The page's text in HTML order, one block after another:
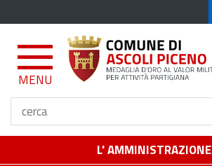
MENU
L' AMMINISTRAZIONE